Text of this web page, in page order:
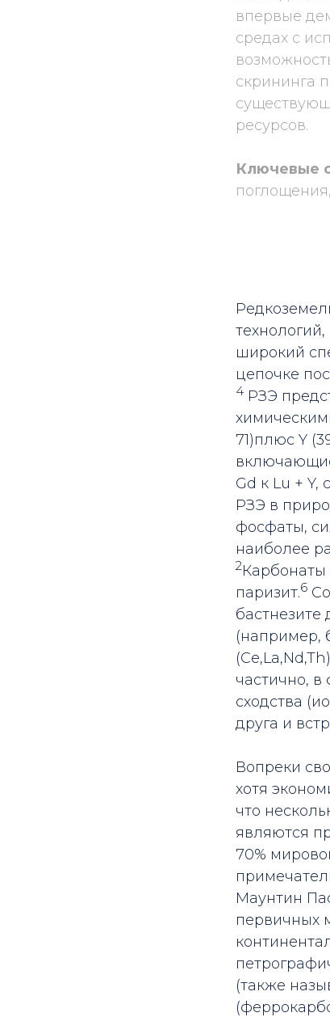
впервые
средах с
скрининга
ресурсов.
Ключевые
широкий
цепочке
4 РЗЭ
71)плюс Y
Gd к Lu + Y,
РЗЭ в
фосфаты,
наиболее
2
паризит.­6
бастнезите
(например,
частично, в
сходства
друга и
Вопреки
хотя
что
являются
70%
Маунтин
первичных
(также